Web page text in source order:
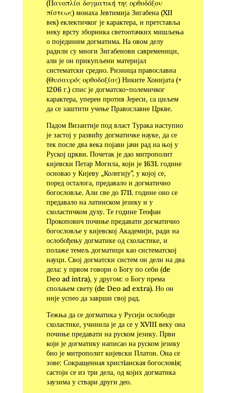
(Πανοπλία δογ­ματική της ορθοδόξου
πίστεως) монаха Јевтимија Зигабена (XII
век) еклектичког је карактера, и претставља
неку врсту зборника светоотачких мишљења
о појединим догматима. На овом делу
радили су многи Зигабенови савременици,
али је он прикупљени материјал
систематски средио. Ризница православна
(Θυσαυρός ορθοδοξίας) Никите Хонијата (+
1206 г.) спис је догматско-полемичког
карактера, уперен против Јереси, са циљем
да се заштити учење Православне Цркве.
Падом Византије под власт Турака наступио
је застој у развићу догматичке науке, да се
тек после два века појави јачи рад на њој у
Руској цркви. Почетак је дао митрополит
кијевски Петар Могила, који је 1631. године
основао у Кијеву „Колегију”, у којој се,
поред осталога, предавало и догма­тично
богословље. Али све до 1711. године оно се
предавало на латинском језику и у
схоластичком духу. Те године Теофан
Прокопович почиње предавати догматично
богословље у кијевској Академији, ради на
ослобођењу догматике од схоластике, и
полаже темељ догматици као систематској
науци. Свој догматски систем он дели на два
дела: у првом го­вори о Богу по себи (de
Deo ad intra), у другом: о Богу према
спољњем свету (de Deo ad extra). Но он
није успео да заврши свој рад.
Тежња да се догматика у Русији ослободи
схоластике, учинила је да се у XVIII веку она
почиње предавати на руском језику. Први
који је догматику написао на руском језику
био је митрополит кијевски Платон. Она се
зове: Сокращенная христiанская богословiя;
састоји се из три дела, од којих догматика
заузима у ствари други део.